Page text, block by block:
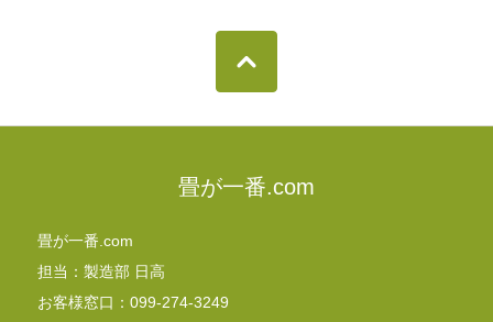
畳が一番.com
畳が一番.com
担当：製造部 日高
お客様窓口：099-274-3249